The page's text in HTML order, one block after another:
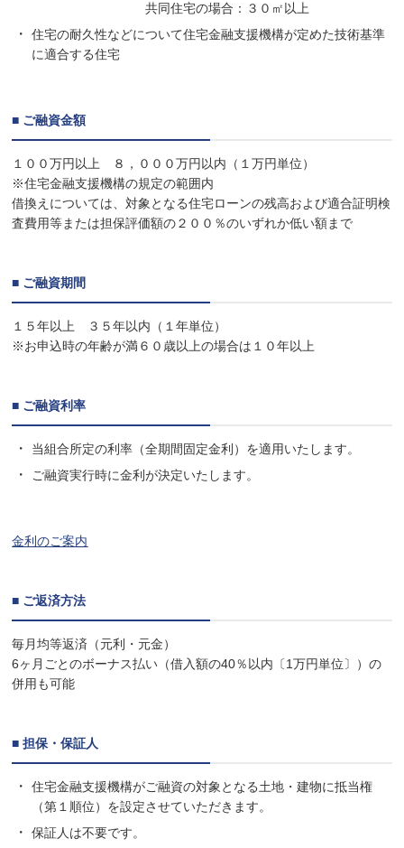
共同住宅の場合：３０㎡以上
住宅の耐久性などについて住宅金融支援機構が定めた技術基準
に適合する住宅
■ ご融資金額
１００万円以上 ８，０００万円以内（１万円単位）
※住宅金融支援機構の規定の範囲内
借換えについては、対象となる住宅ローンの残高および適合証明検
査費用等または担保評価額の２００％のいずれか低い額まで
■ ご融資期間
１５年以上 ３５年以内（１年単位）
※お申込時の年齢が満６０歳以上の場合は１０年以上
■ ご融資利率
当組合所定の利率（全期間固定金利）を適用いたします。
ご融資実行時に金利が決定いたします。
金利のご案内
■ ご返済方法
毎月均等返済（元利・元金）
6ヶ月ごとのボーナス払い（借入額の40％以内〔1万円単位〕）の
併用も可能
■ 担保・保証人
住宅金融支援機構がご融資の対象となる土地・建物に抵当権
（第１順位）を設定させていただきます。
保証人は不要です。